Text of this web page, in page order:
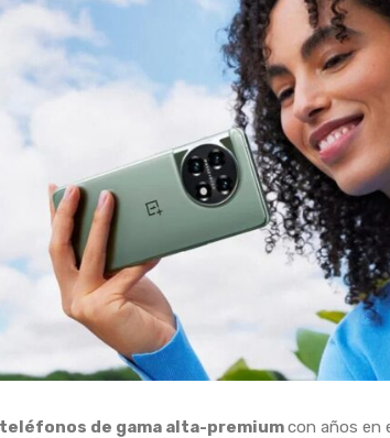
teléfonos de gama alta-premiumcon años en